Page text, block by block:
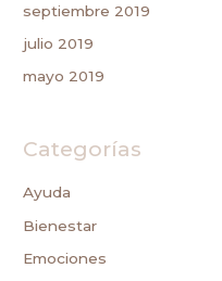
septiembre 2019
julio 2019
mayo 2019
Categorías
Ayuda
Bienestar
Emociones